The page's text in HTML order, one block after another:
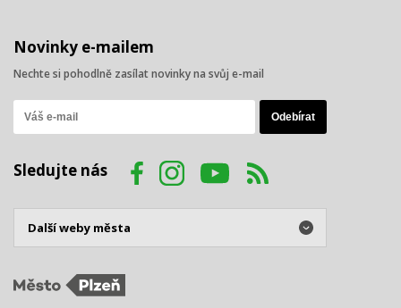
Novinky e-mailem
Nechte si pohodlně zasílat novinky na svůj e-mail
Sledujte nás